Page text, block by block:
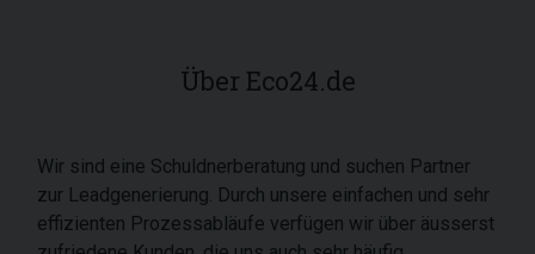
Über Eco24.de
Wir sind eine Schuldnerberatung und suchen Partner
zur Leadgenerierung. Durch unsere einfachen und sehr
effizienten Prozessabläufe verfügen wir über äusserst